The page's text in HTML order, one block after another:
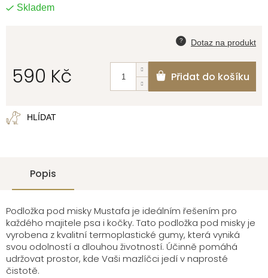
Skladem
590 Kč Přidat do košíku
HLÍDAT
Popis
Podložka pod misky Mustafa je ideálním řešením pro
každého majitele psa i kočky. Tato podložka pod misky je
vyrobena z kvalitní termoplastické gumy, která vyniká
svou odolností a dlouhou životností. Účinně pomáhá
udržovat prostor, kde Vaši mazlíčci jedí v naprosté
čistotě.